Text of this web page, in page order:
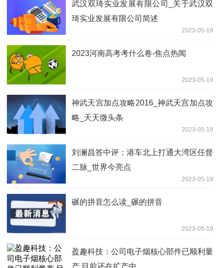
武汉双琦实业发展有限公司_关于武汉双
琦实业发展有限公司简述
2023-05-19
2023河南高考考什么卷-焦点热闻
2023-05-19
神武天宫加点攻略2016_神武天宫加点攻
略_天天微头条
2023-05-19
刘澜昌答中评：港车北上打通大湾区任督
二脉_世界今亮点
2023-05-19
碾的拼音怎么读_碾的拼音
2023-05-19
盈趣科技：公司电子烟核心部件已顺利量
产 目前还在扩产中